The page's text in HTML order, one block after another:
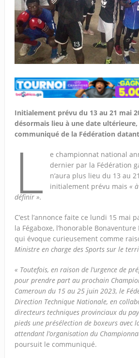
Initialement prévu du 13 au 21 mai
désormais lieu à une date
communiqué de la Fédération
L
e championnat national
dernier par la Fédération
n’aura plus lieu du 13 au
initialement prévu mais «
définir ».
C’est l’annonce faite ce lundi 15 mai
la Fégaboxe, l’honorable
qui évoque curieusement comme
Ministre en charge des Sports sur le
« Toutefois, en raison de l’urgence de
pour prendre part au prochain
Cameroun du 15 au 25 juin 2023, le
Direction Technique Nationale, en
directeurs techniques provinciaux du
pieds une présélection de boxeurs avec
attendant l’organisation du
poursuit le communiqué.